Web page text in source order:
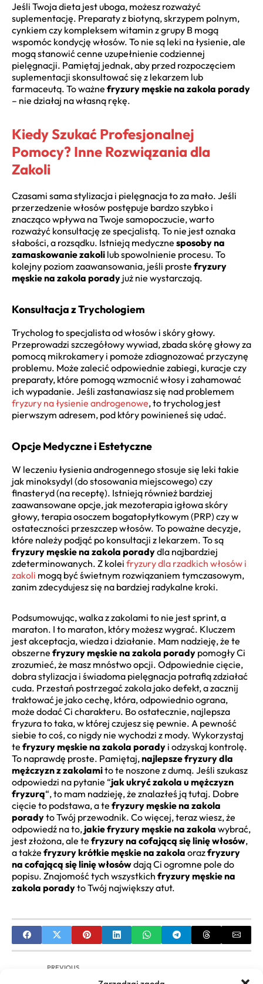
Jeśli Twoja dieta jest uboga, możesz rozważyć
suplementację. Preparaty z biotyną, skrzypem polnym,
cynkiem czy kompleksem witamin z grupy B mogą
wspomóc kondycję włosów. To nie są leki na łysienie, ale
mogą stanowić cenne uzupełnienie codziennej
pielęgnacji. Pamiętaj jednak, aby przed rozpoczęciem
suplementacji skonsultować się z lekarzem lub
farmaceutą. To ważne fryzury męskie na zakola porady
– nie działaj na własną rękę.
Kiedy Szukać Profesjonalnej
Pomocy? Inne Rozwiązania dla
Zakoli
Czasami sama stylizacja i pielęgnacja to za mało. Jeśli
przerzedzenie włosów postępuje bardzo szybko i
znacząco wpływa na Twoje samopoczucie, warto
rozważyć konsultację ze specjalistą. To nie jest oznaka
słabości, a rozsądku. Istnieją medyczne sposoby na
zamaskowanie zakoli lub spowolnienie procesu. To
kolejny poziom zaawansowania, jeśli proste fryzury
męskie na zakola porady już nie wystarczają.
Konsultacja z Trychologiem
Trycholog to specjalista od włosów i skóry głowy.
Przeprowadzi szczegółowy wywiad, zbada skórę głowy za
pomocą mikrokamery i pomoże zdiagnozować przyczynę
problemu. Może zalecić odpowiednie zabiegi, kuracje czy
preparaty, które pomogą wzmocnić włosy i zahamować
ich wypadanie. Jeśli zastanawiasz się nad problemem
fryzury na łysienie androgenowe, to trycholog jest
pierwszym adresem, pod który powinieneś się udać.
Opcje Medyczne i Estetyczne
W leczeniu łysienia androgennego stosuje się leki takie
jak minoksydyl (do stosowania miejscowego) czy
finasteryd (na receptę). Istnieją również bardziej
zaawansowane opcje, jak mezoterapia igłowa skóry
głowy, terapia osoczem bogatopłytkowym (PRP) czy w
ostateczności przeszczep włosów. To poważne decyzje,
które należy podjąć po konsultacji z lekarzem. To są
fryzury męskie na zakola poradydla najbardziej
zdeterminowanych. Z kolei fryzury dla rzadkich włosów i
zakoli mogą być świetnym rozwiązaniem tymczasowym,
zanim zdecydujesz się na bardziej radykalne kroki.
Podsumowując, walka z zakolami to nie jest sprint, a
maraton. I to maraton, który możesz wygrać. Kluczem
jest akceptacja, wiedza i działanie. Mam nadzieję, że te
obszerne fryzury męskie na zakola porady pomogły Ci
zrozumieć, że masz mnóstwo opcji. Odpowiednie cięcie,
dobra stylizacja i świadoma pielęgnacja potrafią zdziałać
cuda. Przestań postrzegać zakola jako defekt, a zacznij
traktować je jako cechę, która, odpowiednio ograna,
może dodać Ci charakteru. Bo ostatecznie, najlepsza
fryzura to taka, w której czujesz się pewnie. A pewność
siebie to coś, co nigdy nie wychodzi z mody. Wykorzystaj
te fryzury męskie na zakola porady i odzyskaj kontrolę.
To naprawdę proste. Pamiętaj,najlepsze fryzury dla
mężczyzn z zakolamito te noszone z dumą. Jeśli szukasz
odpowiedzi na pytanie “jak ukryć zakola u mężczyzn
fryzurą“, to mam nadzieję, że znalazłeś ją tutaj. Dobre
cięcie to podstawa, a te fryzury męskie na zakola
poradyto Twój przewodnik. Co więcej, teraz wiesz, że
odpowiedź na to, jakie fryzury męskie na zakola wybrać,
jest złożona, ale te fryzury na cofającą się linię włosów,
a także fryzury krótkie męskie na zakola orazfryzury
na cofającą się linię włosówdają Ci ogromne pole do
popisu. Znajomość tych wszystkich fryzury męskie na
zakola poradyto Twój największy atut.
PREVIOUS